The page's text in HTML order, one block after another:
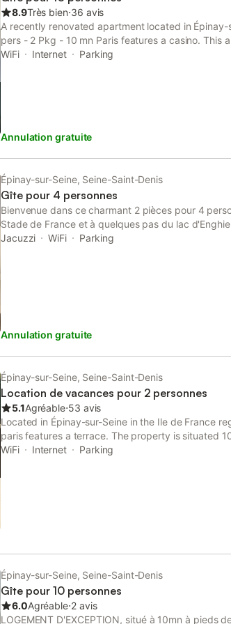
pourrez vous détendre et regarder vos émissions
compte. Cuisine entièrement équipée : Préparez
cuisine moderne et fonctionnelle, équipée de tout
machine à café et une théière pour démarrer votre
8.9Très bien⋅36 avis
A recently renovated apartment located in Épinay-
pers - 2 Pkg - 10 mn Paris features a casino. This
accommodation with a balcony.
WiFi Internet Parking
Annulation gratuite
Épinay-sur-Seine, Seine-Saint-Denis
Gîte pour 4 personnes
Bienvenue dans ce charmant 2 pièces pour 4
Stade de France et à quelques pas du lac
comprend une chambre, un lit queen size et un
de la nature apprécieront particulièrement la
capitale en 10 min ainsi que le tramway T8 pour
L'aéroport de Paris-Charles-de-Gaulle, le plus
quête d’une escapade romantique, d’une pause
explorer la capitale? « Sweet Home » est un choix
Jacuzzi WiFi Parking
Annulation gratuite
Épinay-sur-Seine, Seine-Saint-Denis
Location de vacances pour 2 personnes
5.1Agréable⋅53 avis
Located in Épinay-sur-Seine in the Ile de France
paris features a terrace. The property is situated
Hall, 10 km from Pigalle Metro Station and 10 km
WiFi Internet Parking
Épinay-sur-Seine, Seine-Saint-Denis
Gîte pour 10 personnes
6.0Agréable⋅2 avis
LOGEMENT D'EXCEPTION, situé à 10mn à pieds